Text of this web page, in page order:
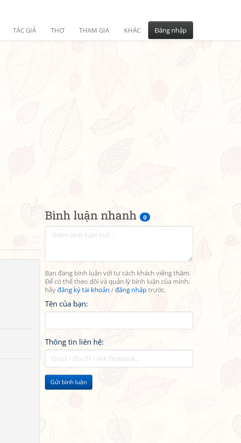
TÁC GIẢ THƠ THAM GIA KHÁC Đăng nhập
Bình luận nhanh 0
Bạn đang bình luận với tư cách khách viếng thăm.
Để có thể theo dõi và quản lý bình luận của mình,
hãyđăng ký tài khoản /đăng nhậptrước.
Tên của bạn:
Thông tin liên hệ:
Gửi bình luận